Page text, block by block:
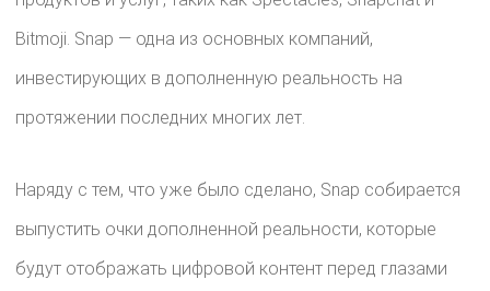
Bitmoji. Snap — одна из основных компаний,
инвестирующих в дополненную реальность на
протяжении последних многих лет.
Наряду с тем, что уже было сделано, Snap собирается
выпустить очки дополненной реальности, которые
будут отображать цифровой контент перед глазами